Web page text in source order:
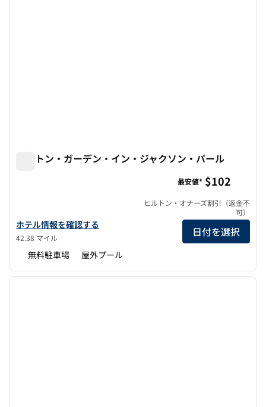
ヒルトン・ガーデン・イン・ジャクソン・パール
ヒルトン・ガーデン・イン・ジャクソンパールの詳細を見る
ホテル情報を確認する
42.38 マイル
最安値* $102
ヒルトン・オナーズ割引（返金不
可）
日付を選択
無料駐車場 屋外プール
1/12
1/12
前の画像 次の